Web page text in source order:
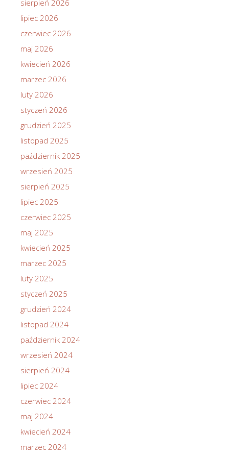
sierpień 2026
lipiec 2026
czerwiec 2026
maj 2026
kwiecień 2026
marzec 2026
luty 2026
styczeń 2026
grudzień 2025
listopad 2025
październik 2025
wrzesień 2025
sierpień 2025
lipiec 2025
czerwiec 2025
maj 2025
kwiecień 2025
marzec 2025
luty 2025
styczeń 2025
grudzień 2024
listopad 2024
październik 2024
wrzesień 2024
sierpień 2024
lipiec 2024
czerwiec 2024
maj 2024
kwiecień 2024
marzec 2024